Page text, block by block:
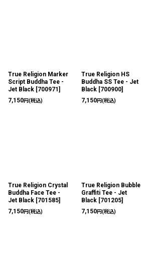
True Religion Marker
Script Buddha Tee -
Jet Black [700971 ]
7,150円(税込)
True Religion HS
Buddha SS Tee - Jet
Black [700900]
7,150円(税込)
True Religion Crystal
Buddha Face Tee -
Jet Black [701585]
7,150円(税込)
True Religion Bubble
Graffiti Tee - Jet
Black [701205]
7,150円(税込)